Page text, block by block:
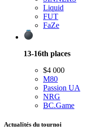
Liquid
FUT
FaZe
13-16th places
$4 000
M80
Passion UA
NRG
BC.Game
Actualités du tournoi